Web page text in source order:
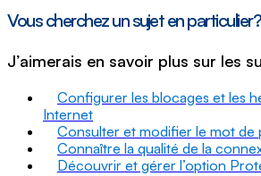
Vous cherchez un sujet en particulier?
J’aimerais en savoir plus sur les
Configurer les blocages et les
Internet
Consulter et modifier le mot de
Connaître la qualité de la
Découvrir et gérer l’option